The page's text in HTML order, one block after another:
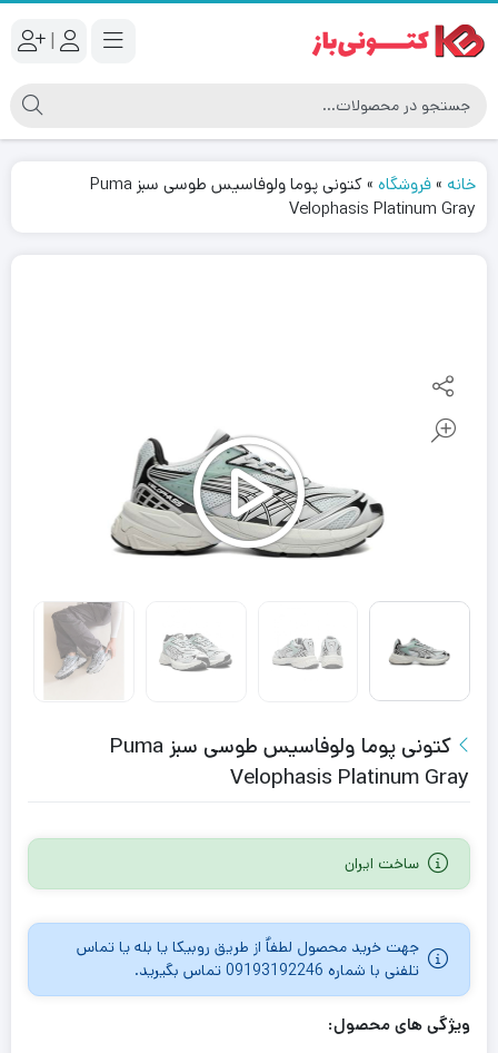
|
خانه »فروشگاه »
کتونى پوما ولوفاسیس طوسی سبز Puma
Velophasis Platinum Gray
کتونى پوما ولوفاسیس طوسی سبز Puma
Velophasis Platinum Gray
ساخت ایران
جهت خرید محصول لطفاٌ از طریق روبیکا یا بله یا تماس
تلفنی با شماره 09193192246 تماس بگیرید.
ویژگی های محصول: